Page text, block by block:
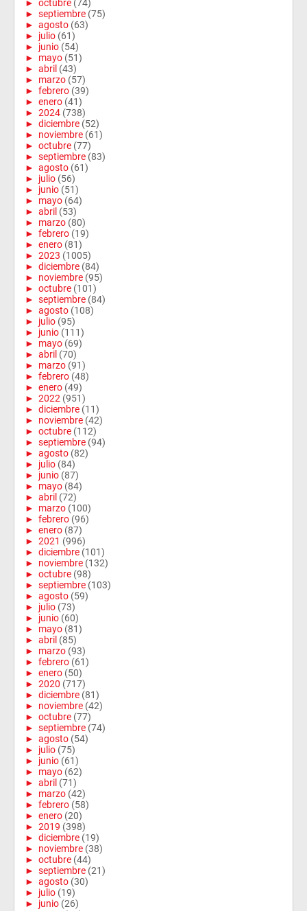
► octubre (74)
► septiembre (75)
► agosto (63)
► julio (61)
► junio (54)
► mayo (51)
► abril (43)
► marzo (57)
► febrero (39)
► enero (41)
► 2024 (738)
► diciembre (52)
► noviembre (61)
► octubre (77)
► septiembre (83)
► agosto (61)
► julio (56)
► junio (51)
► mayo (64)
► abril (53)
► marzo (80)
► febrero (19)
► enero (81)
► 2023 (1005)
► diciembre (84)
► noviembre (95)
► octubre (101)
► septiembre (84)
► agosto (108)
► julio (95)
► junio (111)
► mayo (69)
► abril (70)
► marzo (91)
► febrero (48)
► enero (49)
► 2022 (951)
► diciembre (11)
► noviembre (42)
► octubre (112)
► septiembre (94)
► agosto (82)
► julio (84)
► junio (87)
► mayo (84)
► abril (72)
► marzo (100)
► febrero (96)
► enero (87)
► 2021 (996)
► diciembre (101)
► noviembre (132)
► octubre (98)
► septiembre (103)
► agosto (59)
► julio (73)
► junio (60)
► mayo (81)
► abril (85)
► marzo (93)
► febrero (61)
► enero (50)
► 2020 (717)
► diciembre (81)
► noviembre (42)
► octubre (77)
► septiembre (74)
► agosto (54)
► julio (75)
► junio (61)
► mayo (62)
► abril (71)
► marzo (42)
► febrero (58)
► enero (20)
► 2019 (398)
► diciembre (19)
► noviembre (38)
► octubre (44)
► septiembre (21)
► agosto (30)
► julio (19)
► junio (26)